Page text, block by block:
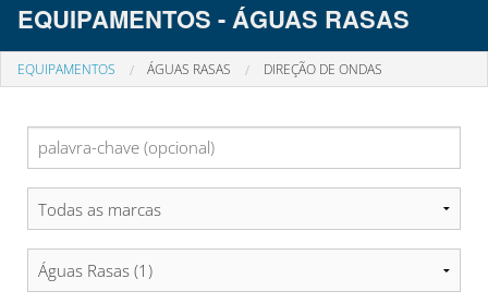
EQUIPAMENTOS - ÁGUAS RASAS
EQUIPAMENTOS ÁGUAS RASAS DIREÇÃO DE ONDAS